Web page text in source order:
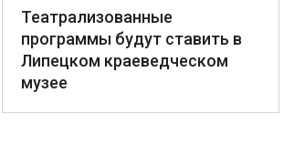
Театрализованные
программы будут ставить в
Липецком краеведческом
музее